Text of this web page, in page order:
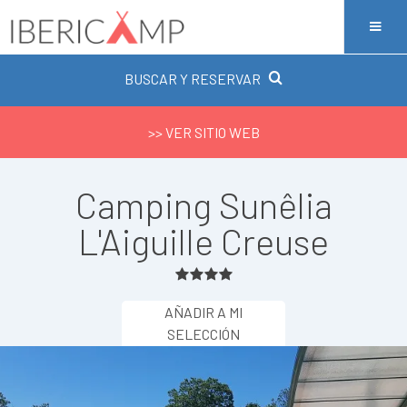
BUSCAR Y RESERVAR
>> VER SITIO WEB
Camping Sunêlia
L'Aiguille Creuse
AÑADIR A MI
SELECCIÓN